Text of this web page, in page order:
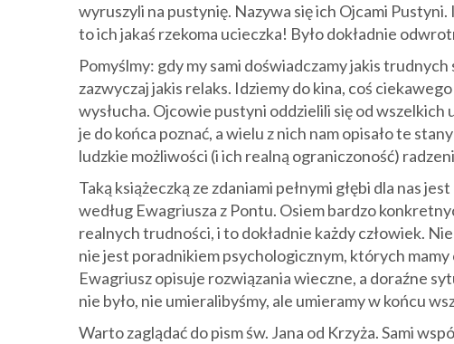
wyruszyli na pustynię. Nazywa się ich Ojcami
to ich jakaś rzekoma ucieczka! Było dokładnie
Pomyślmy: gdy my sami doświadczamy jakis
zazwyczaj jakis relaks. Idziemy do kina, coś
wysłucha. Ojcowie pustyni oddzielili się od
je do końca poznać, a wielu z nich nam opisało te
ludzkie możliwości (i ich realną ograniczoność)
Taką książeczką ze zdaniami pełnymi głębi dla nas
według Ewagriusza z Pontu. Osiem bardzo
realnych trudności, i to dokładnie każdy człowiek.
nie jest poradnikiem psychologicznym, których
Ewagriusz opisuje rozwiązania wieczne, a doraźne
nie było, nie umieralibyśmy, ale umieramy w końcu
Warto zaglądać do pism św. Jana od Krzyża. Sami